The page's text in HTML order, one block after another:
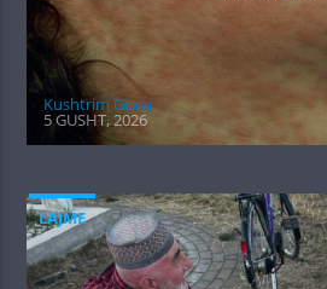
Kushtrim Guraj
5 GUSHT, 2026
LAJME